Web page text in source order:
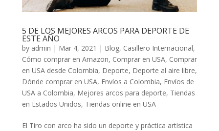
5 DE LOS MEJORES ARCOS PARA DEPORTE DE
ESTE AÑO
by admin | Mar 4, 2021 | Blog, Casillero Internacional,
Cómo comprar en Amazon, Comprar en USA, Comprar
en USA desde Colombia, Deporte, Deporte al aire libre,
Dónde comprar en USA, Envíos a Colombia, Envíos de
USA a Colombia, Mejores arcos para deporte, Tiendas
en Estados Unidos, Tiendas online en USA
El Tiro con arco ha sido un deporte y práctica artística